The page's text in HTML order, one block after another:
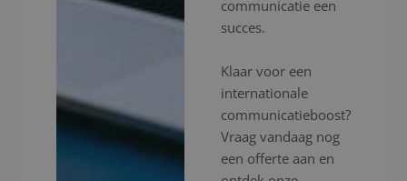
communicatie een
succes.
Klaar voor een
internationale
communicatieboost?
Vraag vandaag nog
een offerte aan en